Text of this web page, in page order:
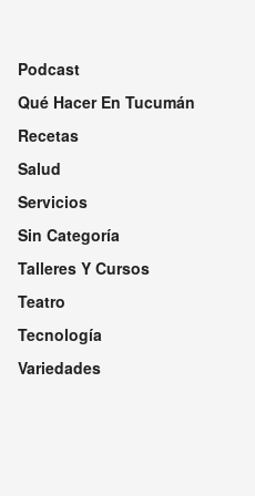
Podcast
Qué Hacer En Tucumán
Recetas
Salud
Servicios
Sin Categoría
Talleres Y Cursos
Teatro
Tecnología
Variedades